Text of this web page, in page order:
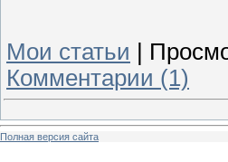
Мои статьи
Комментарии (1)
Полная версия сайта